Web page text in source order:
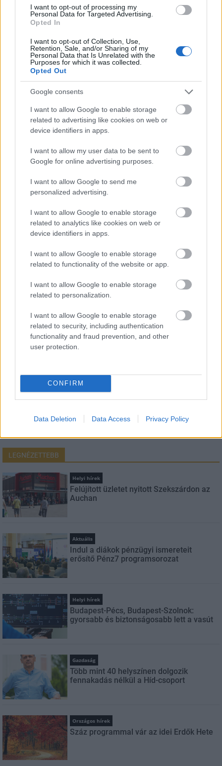
I want to opt-out of processing my
Personal Data for Targeted Advertising.
Opted In
I want to opt-out of Collection, Use,
Retention, Sale, and/or Sharing of my
Personal Data that Is Unrelated with the
Purposes for which it was collected.
Opted Out
Google consents
I want to allow Google to enable storage
related to advertising like cookies on web or
device identifiers in apps.
I want to allow my user data to be sent to
Google for online advertising purposes.
I want to allow Google to send me
personalized advertising.
I want to allow Google to enable storage
related to analytics like cookies on web or
device identifiers in apps.
I want to allow Google to enable storage
related to functionality of the website or app.
I want to allow Google to enable storage
related to personalization.
I want to allow Google to enable storage
related to security, including authentication
functionality and fraud prevention, and other
user protection.
CONFIRM
Data Deletion Data Access Privacy Policy
különszintű csomópontot hoz létre az MKIF az M1-es
bővítésénél.
Új gyalogosátkelők és jelzőlámpás
csomópont épül Angyalföldön
Hódmezővásárhely jó hírű református
iskoláját
Látványos építési szakasz indult be a
Flórián téri felüljárón
Paks II.: Mit jelent az 5. blokk új
mérföldköve a felülvizsgálat
árnyékában?
HÍRLEVÉL
E-mail cím
Feliratkozom a hírlevélre és elfogadom az
szabályzatot!
LEGNÉZETTEBB
Helyi hírek
Felújított üzletet nyitott Szekszárdon az
Auchan
Aktuális
Indul a diákok pénzügyi ismereteit
erősítő Pénz7 programsorozat
Helyi hírek
Budapest-Pécs, Budapest-Szolnok:
gyorsabb és biztonságosabb lett a vasút
Gazdaság
Több mint 40 helyszínen dolgozik
fennakadás nélkül a Híd-csoport
Országos hírek
Száz programmal vár az idei Erdők Hete